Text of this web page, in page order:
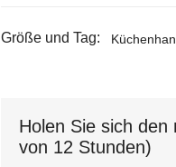
Größe und Tag:
Holen Sie sich
von 12 Stunden)